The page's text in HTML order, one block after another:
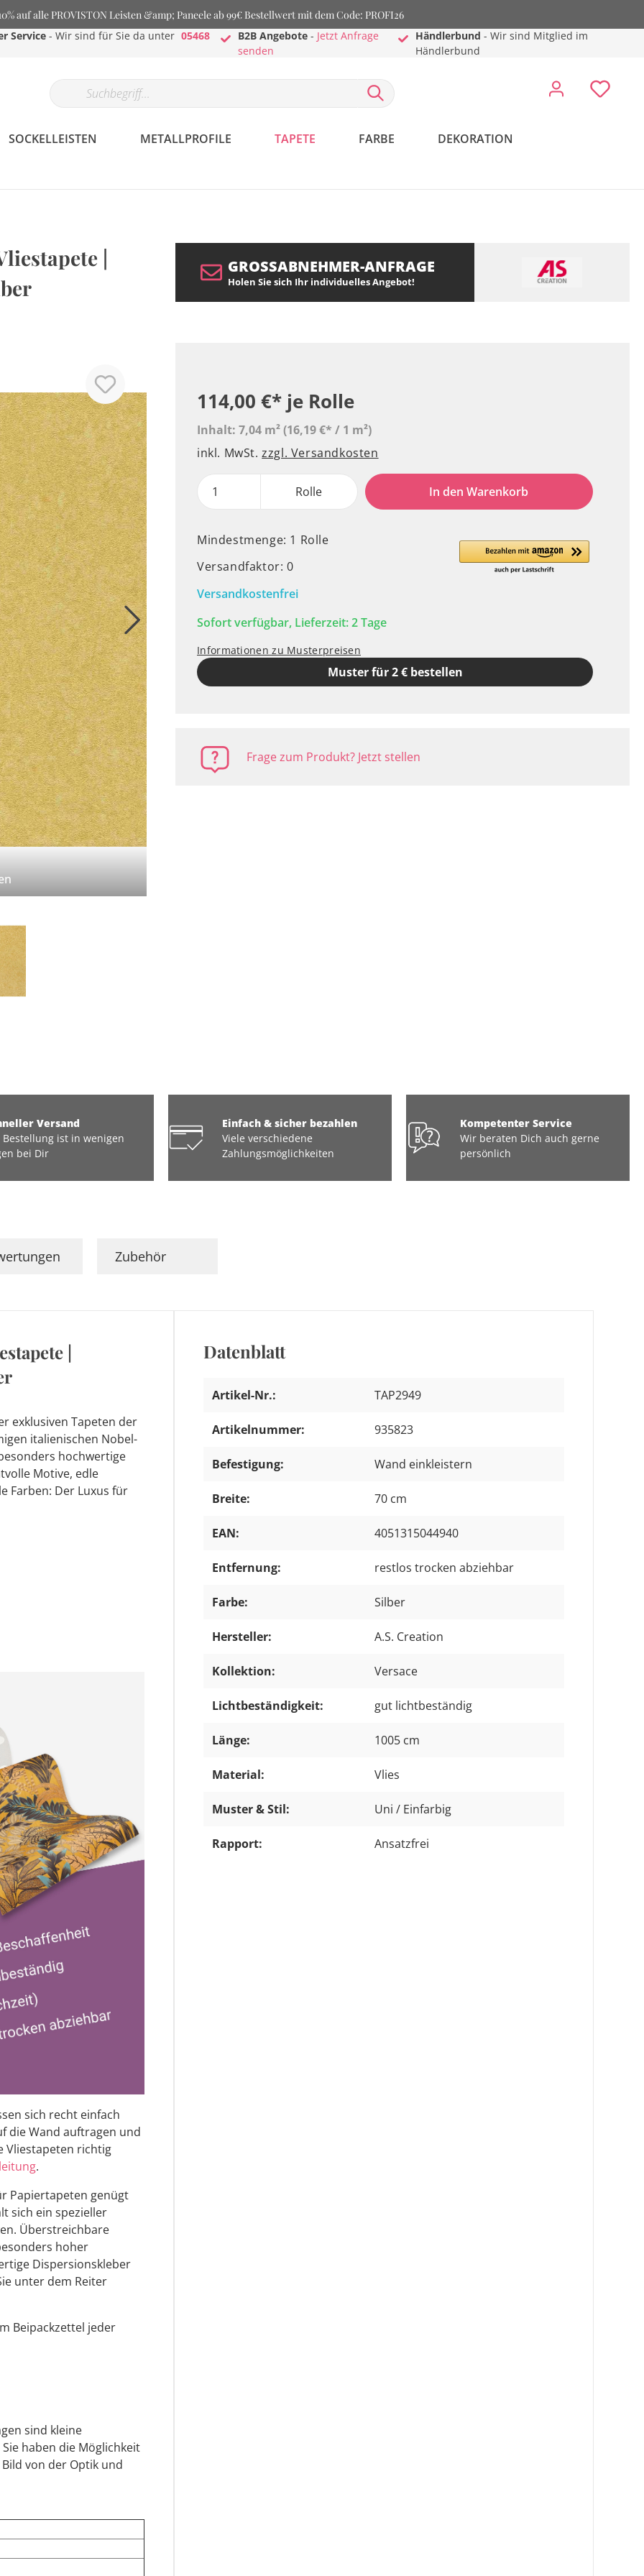
auf alle PROVISTON Leisten &amp; Paneele ab 99€ Bestellwert mit dem Code: PROFI26
Service - Wir sind für Sie da unter 05468
B2B Angebote- Jetzt Anfrage
senden
Händlerbund - Wir sind Mitglied im
Händlerbund
SOCKELLEISTEN METALLPROFILE TAPETE FARBE DEKORATION
|
GROSSABNEHMER-ANFRAGE
Holen Sie sich Ihr individuelles Angebot!
114,00 €* je Rolle
Inhalt: 7,04 m²(16,19 €* / 1 m²)
inkl. MwSt.zzgl. Versandkosten
Rolle In den Warenkorb
Mindestmenge: 1 Rolle
Versandfaktor: 0
Versandkostenfrei
Sofort verfügbar, Lieferzeit: 2 Tage
Informationen zu Musterpreisen
Muster für 2 € bestellen
Frage zum Produkt? Jetzt stellen
Versand
Bestellung ist in wenigen
bei Dir
Einfach & sicher bezahlen
Viele verschiedene
Zahlungsmöglichkeiten
Kompetenter Service
Wir beraten Dich auch gerne
persönlich
Zubehör
|
exklusiven Tapeten der
italienischen Nobel-
hochwertige
Motive, edle
Farben: Der Luxus für
sich recht einfach
die Wand auftragen und
Vliestapeten richtig
.
Papiertapeten genügt
sich ein spezieller
Überstreichbare
hoher
Dispersionskleber
unter dem Reiter
Beipackzettel jeder
sind kleine
haben die Möglichkeit
von der Optik und
Datenblatt
Artikel-Nr.: TAP2949
Artikelnummer: 935823
Befestigung: Wand einkleistern
Breite: 70 cm
EAN: 4051315044940
Entfernung: restlos trocken abziehbar
Farbe: Silber
Hersteller: A.S. Creation
Kollektion: Versace
Lichtbeständigkeit: gut lichtbeständig
Länge: 1005 cm
Material: Vlies
Muster & Stil: Uni / Einfarbig
Rapport: Ansatzfrei